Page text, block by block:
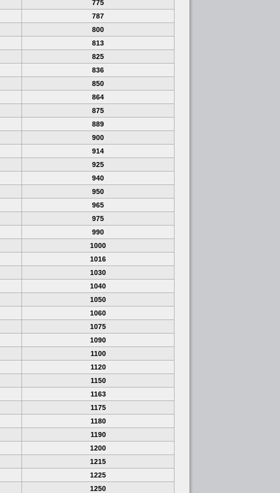
775
787
800
813
825
836
850
864
875
889
900
914
925
940
950
965
975
990
1000
1016
1030
1040
1050
1060
1075
1090
1100
1120
1150
1163
1175
1180
1190
1200
1215
1225
1250